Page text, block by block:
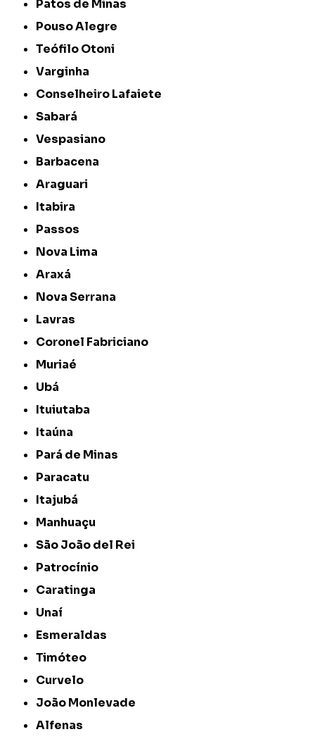
Patos de Minas
Pouso Alegre
Teófilo Otoni
Varginha
Conselheiro Lafaiete
Sabará
Vespasiano
Barbacena
Araguari
Itabira
Passos
Nova Lima
Araxá
Nova Serrana
Lavras
Coronel Fabriciano
Muriaé
Ubá
Ituiutaba
Itaúna
Pará de Minas
Paracatu
Itajubá
Manhuaçu
São João del Rei
Patrocínio
Caratinga
Unaí
Esmeraldas
Timóteo
Curvelo
João Monlevade
Alfenas